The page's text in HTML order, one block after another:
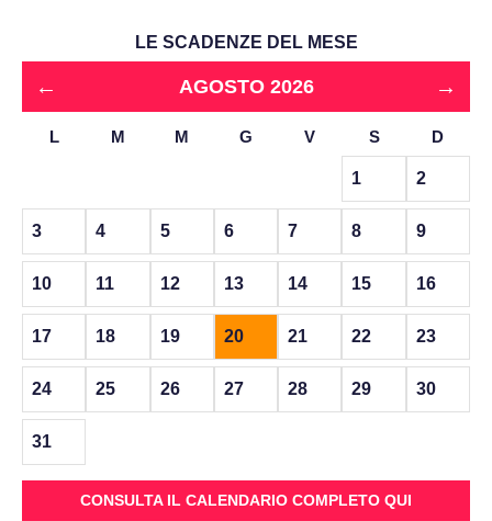
LE SCADENZE DEL MESE
← AGOSTO 2026 →
L M M G V S D
1 2
3 4 5 6 7 8 9
10 11 12 13 14 15 16
17 18 19 20 21 22 23
24 25 26 27 28 29 30
31
CONSULTA IL CALENDARIO COMPLETO QUI